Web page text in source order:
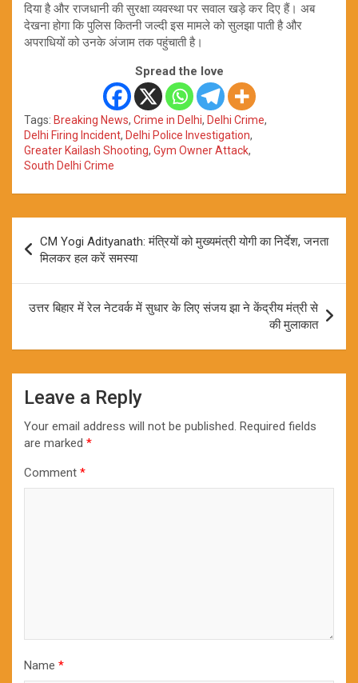
दिया है और राजधानी की सुरक्षा व्यवस्था पर सवाल खड़े कर दिए हैं। अब
देखना होगा कि पुलिस कितनी जल्दी इस मामले को सुलझा पाती है और
अपराधियों को उनके अंजाम तक पहुंचाती है।
Spread the love
Tags: Breaking News, Crime in Delhi, Delhi Crime,
Delhi Firing Incident, Delhi Police Investigation,
Greater Kailash Shooting, Gym Owner Attack,
South Delhi Crime
navigation
CM Yogi Adityanath: मंत्रियों को मुख्यमंत्री योगी का निर्देश, जनता
मिलकर हल करें समस्या
उत्तर बिहार में रेल नेटवर्क में सुधार के लिए संजय झा ने केंद्रीय मंत्री से
की मुलाकात
Leave a Reply
Your email address will not be published. Required fields
are marked *
Comment *
Name *